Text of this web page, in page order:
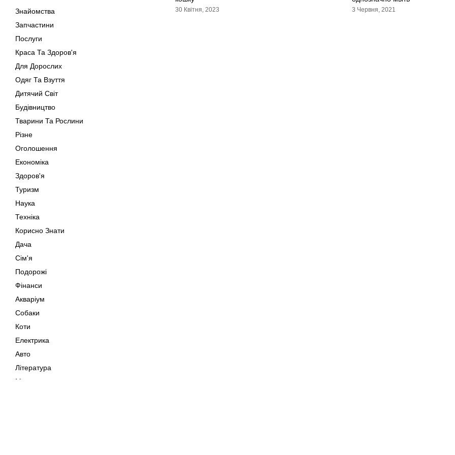
Знайомства
Запчастини
Послуги
Краса Та Здоров'я
Для Дорослих
Одяг Та Взуття
Дитячий Світ
Будівництво
Тварини Та Рослини
Різне
Оголошення
Економіка
Здоров'я
Туризм
Наука
Техніка
Корисно Знати
Дача
Сім'я
Подорожі
Фінанси
Акваріум
Собаки
Коти
Електрика
Авто
Література
Музика
30 Квітня, 2023 3 Червня, 2021